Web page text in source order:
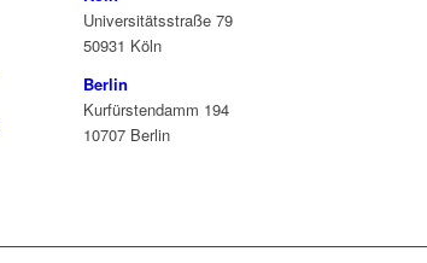
Universitätsstraße 79
50931 Köln
Berlin
Kurfürstendamm 194
10707 Berlin